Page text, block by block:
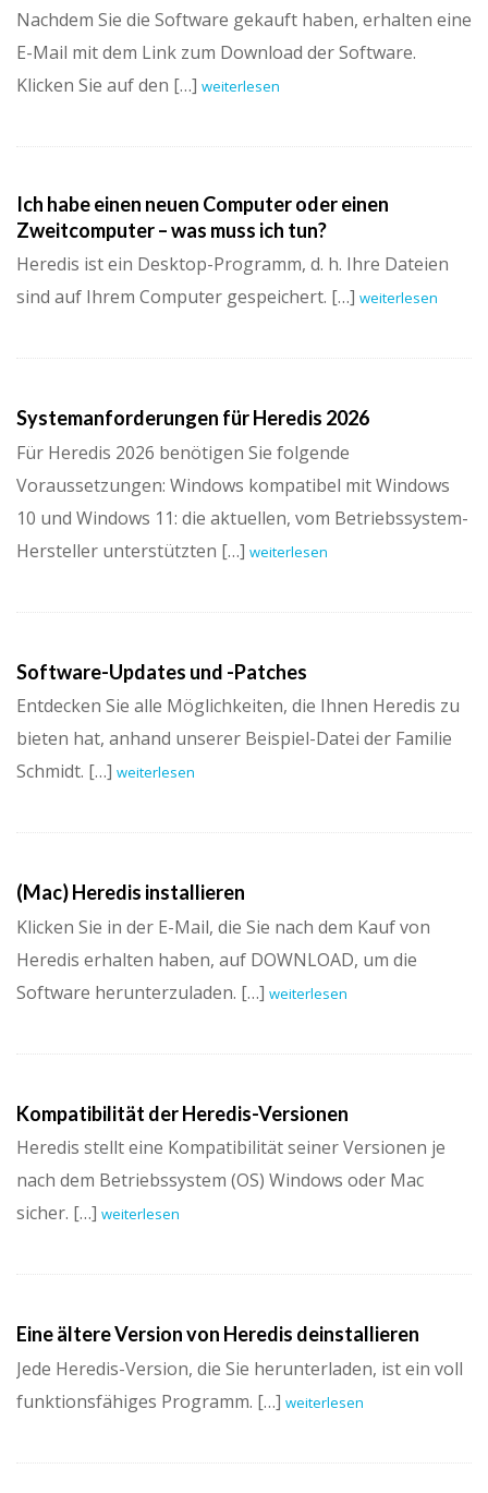
Nachdem Sie die Software gekauft haben, erhalten eine
E-Mail mit dem Link zum Download der Software.
Klicken Sie auf den […] weiterlesen
Ich habe einen neuen Computer oder einen
Zweitcomputer – was muss ich tun?
Heredis ist ein Desktop-Programm, d. h. Ihre Dateien
sind auf Ihrem Computer gespeichert. […] weiterlesen
Systemanforderungen für Heredis 2026
Für Heredis 2026 benötigen Sie folgende
Voraussetzungen: Windows kompatibel mit Windows
10 und Windows 11: die aktuellen, vom Betriebssystem-
Hersteller unterstützten […] weiterlesen
Software-Updates und -Patches
Entdecken Sie alle Möglichkeiten, die Ihnen Heredis zu
bieten hat, anhand unserer Beispiel-Datei der Familie
Schmidt. […] weiterlesen
(Mac) Heredis installieren
Klicken Sie in der E-Mail, die Sie nach dem Kauf von
Heredis erhalten haben, auf DOWNLOAD, um die
Software herunterzuladen. […] weiterlesen
Kompatibilität der Heredis-Versionen
Heredis stellt eine Kompatibilität seiner Versionen je
nach dem Betriebssystem (OS) Windows oder Mac
sicher. […] weiterlesen
Eine ältere Version von Heredis deinstallieren
Jede Heredis-Version, die Sie herunterladen, ist ein voll
funktionsfähiges Programm. […] weiterlesen